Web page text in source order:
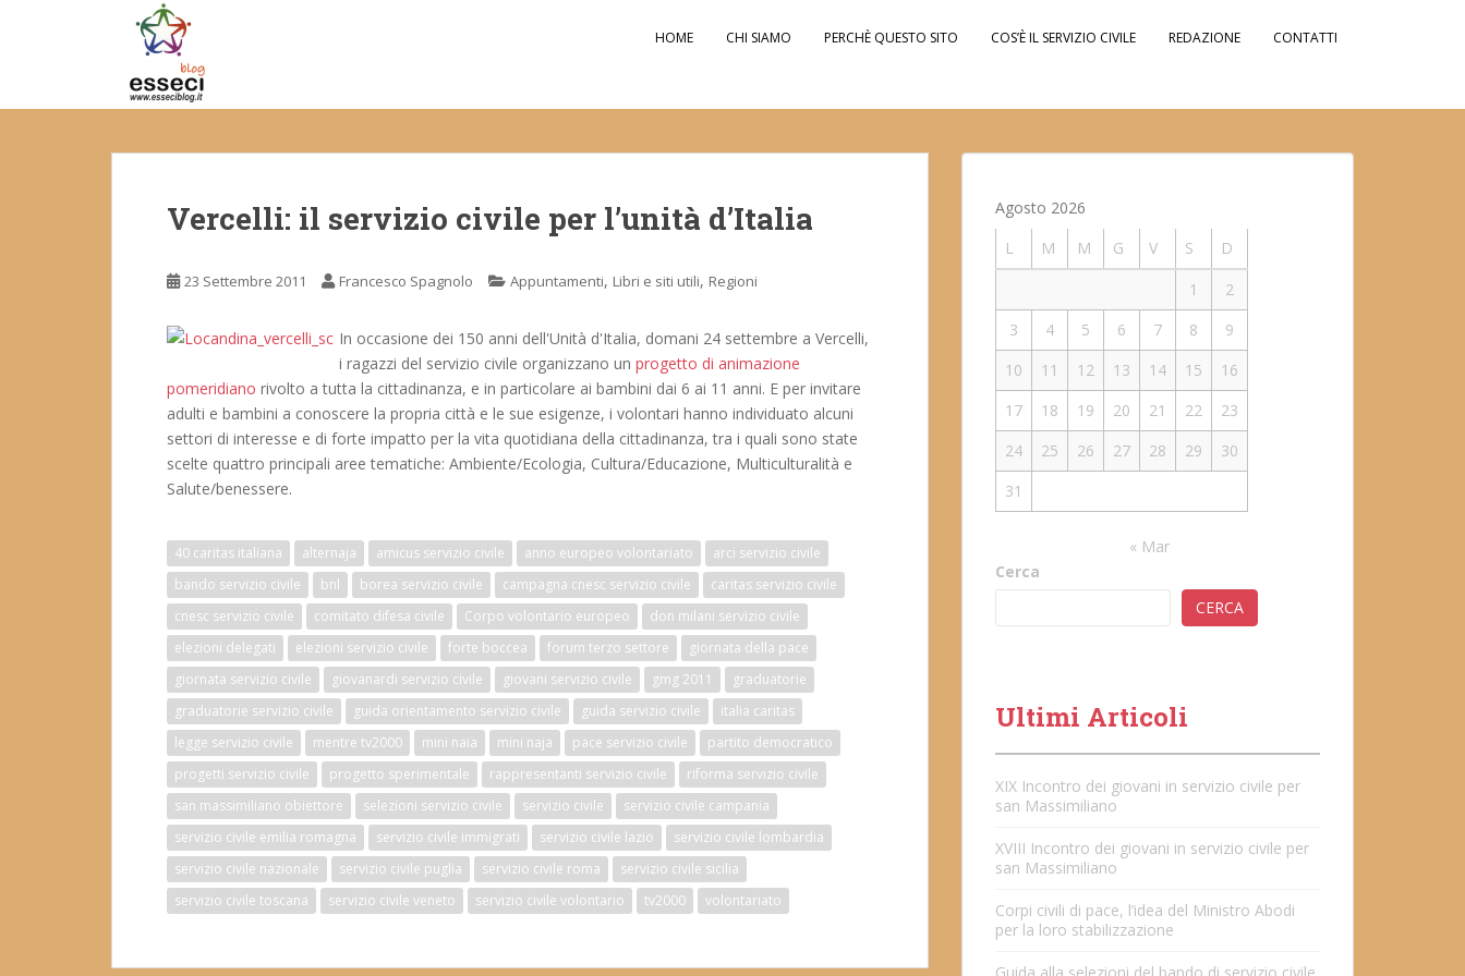
t
HOME CHI SIAMO PERCHÈ QUESTO SITO COS’È IL SERVIZIO CIVILE REDAZIONE CONTATTI
Vercelli: il servizio civile per l’unità d’Italia
23 Settembre 2011 Francesco Spagnolo Appuntamenti, Libri e siti utili, Regioni
In occasione dei 150 anni dell'Unità d'Italia, domani 24 settembre a Vercelli,
i ragazzi del servizio civile organizzano un progetto di animazione
pomeridiano rivolto a tutta la cittadinanza, e in particolare ai bambini dai 6 ai 11 anni. E per invitare
adulti e bambini a conoscere la propria città e le sue esigenze, i volontari hanno individuato alcuni
settori di interesse e di forte impatto per la vita quotidiana della cittadinanza, tra i quali sono state
scelte quattro principali aree tematiche: Ambiente/Ecologia, Cultura/Educazione, Multiculturalità e
Salute/benessere.
40 caritas italiana alternaja amicus servizio civile anno europeo volontariato
arci servizio civile
bando servizio civile
bnl borea servizio civile campagna cnesc servizio civile
caritas servizio civile
cnesc servizio civile
comitato difesa civile Corpo volontario europeo
don milani servizio civile
elezioni delegati
elezioni servizio civile forte boccea forum terzo settore
giornata della pace
giornata servizio civile
giovanardi servizio civile giovani servizio civile gmg 2011
graduatorie
graduatorie servizio civile
guida orientamento servizio civile guida servizio civile
italia caritas
legge servizio civile
mentre tv2000 mini naia mini naja pace servizio civile
partito democratico
progetti servizio civile
progetto sperimentale rappresentanti servizio civile
riforma servizio civile
san massimiliano obiettore
selezioni servizio civile servizio civile
servizio civile campania
servizio civile emilia romagna
servizio civile immigrati servizio civile lazio
servizio civile lombardia
servizio civile nazionale
servizio civile puglia servizio civile roma
servizio civile sicilia
servizio civile toscana
servizio civile veneto servizio civile volontario tv2000 volontariato
Agosto 2026
L
M M G V S
D
1
2
3
4 5 6 7 8
9
10
11 12 13 14 15
16
17
18 19 20 21 22
23
24
25 26 27 28 29
30
31
« Mar
Cerca
CERCA
Ultimi Articoli
XIX Incontro dei giovani in servizio civile per
san Massimiliano
XVIII Incontro dei giovani in servizio civile per
san Massimiliano
Corpi civili di pace, l’idea del Ministro Abodi
per la loro stabilizzazione